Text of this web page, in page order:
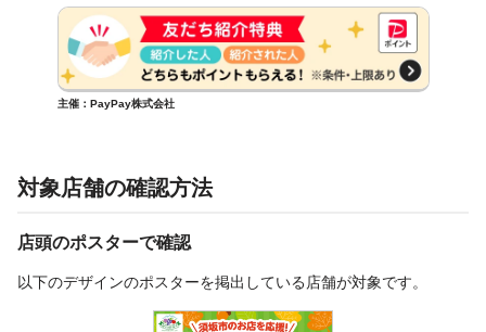
主催：PayPay株式会社
対象店舗の確認方法
店頭のポスターで確認
以下のデザインのポスターを掲出している店舗が対象です。